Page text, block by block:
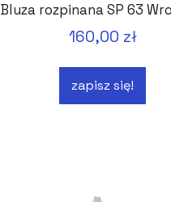
Bluza rozpinana SP 63
160,00 zł
zapisz się!